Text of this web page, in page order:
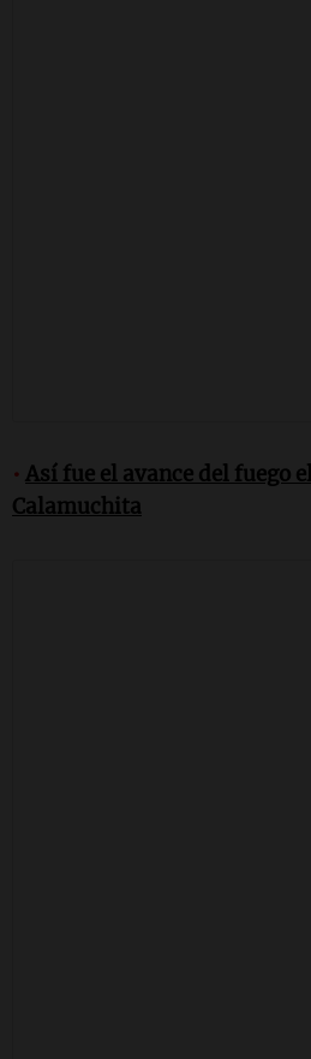
• Así fue el avance del fuego
Calamuchita